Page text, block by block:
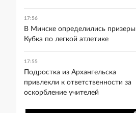
17:56
В Минске определились призеры
Кубка по легкой атлетике
17:55
Подростка из Архангельска
привлекли к ответственности за
оскорбление учителей